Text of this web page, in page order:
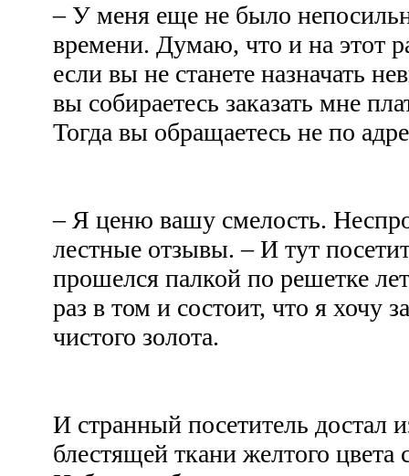
– У меня еще не было
времени. Думаю, что и на этот
если вы не станете назначать
вы собираетесь заказать мне
Тогда вы обращаетесь не по
– Я ценю вашу смелость.
лестные отзывы. – И тут
прошелся палкой по решетке
раз в том и состоит, что я хочу
чистого золота.
И странный посетитель достал
блестящей ткани желтого